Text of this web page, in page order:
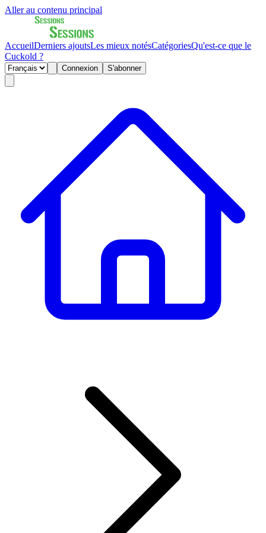
Aller au contenu principal
AccueilDerniers ajoutsLes mieux notésCatégoriesQu'est-ce que le
Cuckold ?
Connexion S'abonner